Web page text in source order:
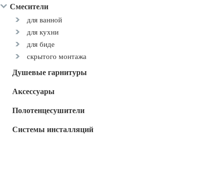
Смесители
для ванной
для кухни
для биде
скрытого монтажа
Душевые гарнитуры
Аксессуары
Полотенцесушители
Системы инсталляций